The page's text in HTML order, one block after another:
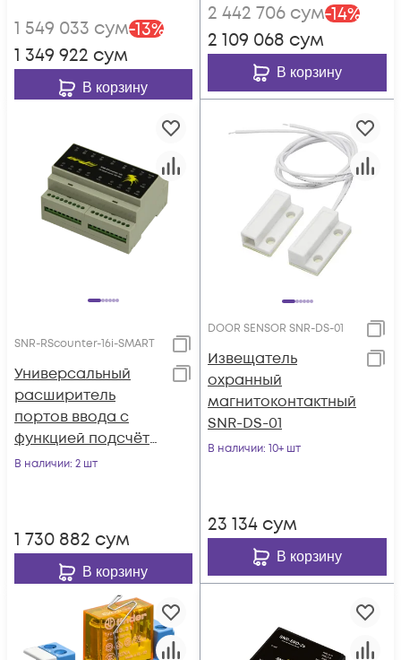
1 549 033 сум-13%
1 349 922 сум
В корзину
2 442 706 сум-14%
2 109 068 сум
В корзину
SNR-RScounter-16i-SMART
Универсальный
расширитель
портов ввода с
функцией подсчёта
импульсов, RS485
В наличии: 2 шт
1 730 882 сум
В корзину
DOOR SENSOR SNR-DS-01
Извещатель
охранный
магнитоконтактный
SNR-DS-01
В наличии: 10+ шт
23 134 сум
В корзину